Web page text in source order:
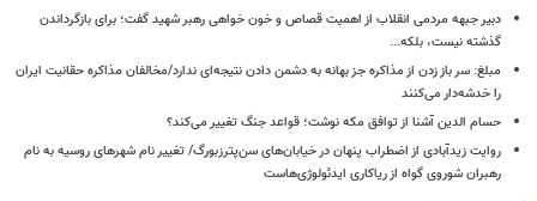
دبیر جبهه مردمی انقلاب از اهمیت قصاص و خون خواهی رهبر شهید گفت؛ برای بازگرداندن
گذشته نیست، بلکه...
مبلغ: سر باز زدن از مذاکره‌ جز بهانه به دشمن دادن نتیجه‌ای ندارد/مخالفان مذاکره حقانیت ایران
را خدشه‌دار می‌کنند
حسام الدین آشنا از توافق مکه نوشت؛ قواعد جنگ تغییر می‌کند؟
روایت زیدآبادی از اضطراب پنهان در خیابان‌های سن‌پترزبورگ/ تغییر نام شهرهای روسیه به نام
رهبران شوروی گواه از ریاکاری ایدئولوژی‌هاست